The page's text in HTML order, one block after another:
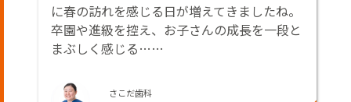
に春の訪れを感じる日が増えてきましたね。
卒園や進級を控え、お子さんの成長を一段と
まぶしく感じる……
さこだ歯科